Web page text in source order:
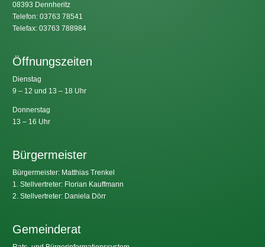
08393 Dennheritz
Telefon: 03763 78541
Telefax: 03763 788984
Öffnungszeiten
Dienstag
9 – 12 und 13 – 18 Uhr
Donnerstag
13 – 16 Uhr
Bürgermeister
Bürgermeister: Matthias Trenkel
1. Stellvertreter: Florian Kauffmann
2. Stellvertreter: Daniela Dörr
Gemeinderat